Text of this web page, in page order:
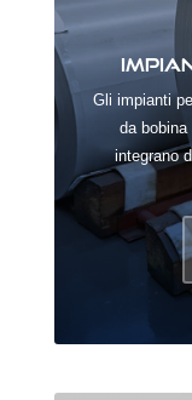
Gli impianti
da
integrano